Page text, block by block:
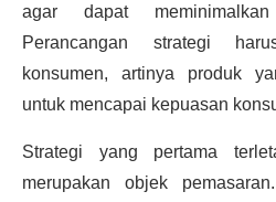
agar dapat
Perancangan strategi
konsumen, artinya produk
untuk mencapai kepuasan
Strategi yang pertama
merupakan objek